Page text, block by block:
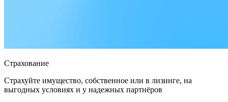
Страхование
Страхуйте имущество, собственное или в лизинге, на
выгодных условиях и у надежных партнёров